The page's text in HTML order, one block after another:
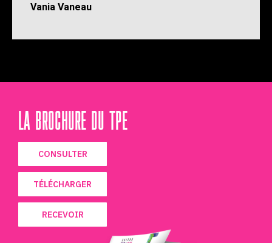
Vania Vaneau
LA BROCHURE DU TPE
CONSULTER
TÉLÉCHARGER
RECEVOIR